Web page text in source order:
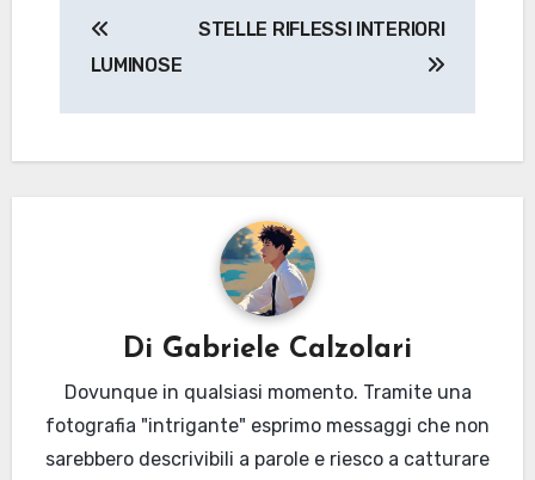
articoli
STELLE
LUMINOSE
RIFLESSI INTERIORI
Di Gabriele Calzolari
Dovunque in qualsiasi momento. Tramite una
fotografia "intrigante" esprimo messaggi che non
sarebbero descrivibili a parole e riesco a catturare